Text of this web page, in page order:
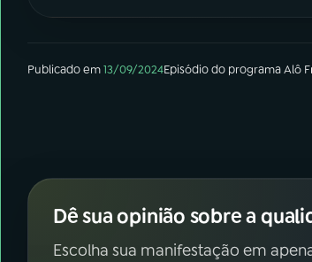
Publicado em13/09/2024Episódiodo programaAlô
Dê sua opinião sobre a
Escolha sua manifestação em